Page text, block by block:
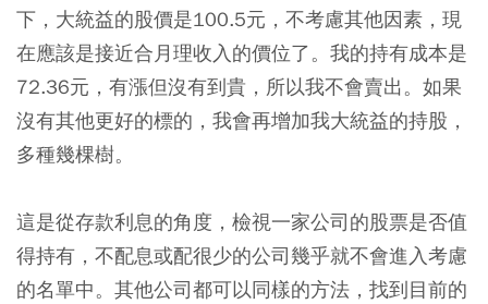
下，大統益的股價是100.5元，不考慮其他因素，現
在應該是接近合月理收入的價位了。我的持有成本是
72.36元，有漲但沒有到貴，所以我不會賣出。如果
沒有其他更好的標的，我會再增加我大統益的持股，
多種幾棵樹。
這是從存款利息的角度，檢視一家公司的股票是否值
得持有，不配息或配很少的公司幾乎就不會進入考慮
的名單中。其他公司都可以同樣的方法，找到目前的